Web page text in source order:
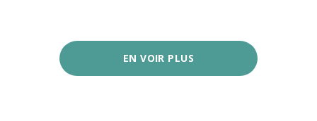
EN VOIR PLUS